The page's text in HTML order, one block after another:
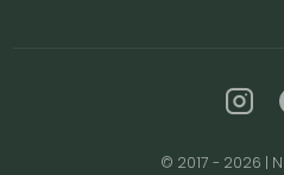
© 2017 - 2026 |